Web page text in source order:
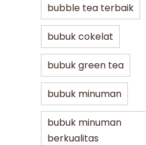
bubble tea terbaik
bubuk cokelat
bubuk green tea
bubuk minuman
bubuk minuman
berkualitas